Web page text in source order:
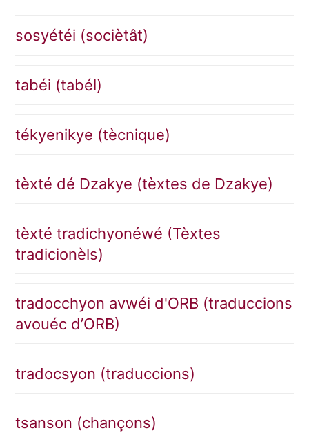
sosyétéi (sociètât)
tabéi (tabél)
tékyenikye (tècnique)
tèxté dé Dzakye (tèxtes de Dzakye)
tèxté tradichyonéwé (Tèxtes
tradicionèls)
tradocchyon avwéi d'ORB (traduccions
avouéc d’ORB)
tradocsyon (traduccions)
tsanson (chançons)